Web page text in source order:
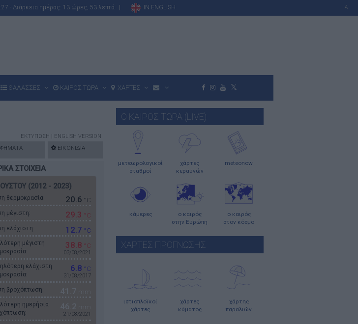
- Διάρκεια ημέρας: 13 ώρες, 53 λεπτά | IN ENGLISH A
ΘΑΛΑΣΣΕΣ ΚΑΙΡΟΣ ΤΩΡΑ ΧΑΡΤΕΣ
ΕΚΤΥΠΩΣΗ | ENGLISH VERSION
ΕΙΚΟΝΙΔΙΑ
ΣΤΟΙΧΕΙΑ
(2012 - 2023)
θερμοκρασία: 20.6 °C
μέγιστη: 29.3 °C
ελάχιστη: 12.7 °C
μέγιστη
38.8 °C
03/08/2021
ελάχιστη
6.8 °C
31/08/2017
βροχόπτωση: 41.7 mm
ημερήσια
46.2 mm
21/08/2021
Ο ΚΑΙΡΟΣ ΤΩΡΑ (LIVE)
μετεωρολογικοί
σταθμοί
χάρτες
κεραυνών
meteonow
κάμερες
ο καιρός
στην Ευρώπη
ο καιρός
στον κόσμο
ΧΑΡΤΕΣ ΠΡΟΓΝΩΣΗΣ
ιστιοπλοϊκοί
χάρτες
χάρτες
κύματος
χάρτης
παραλιών